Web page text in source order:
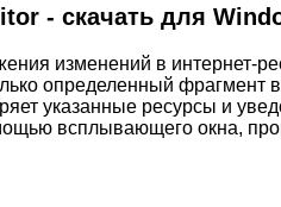
- скачать для
изменений в интернет-
определенный фрагмент
указанные ресурсы и
всплывающего окна,